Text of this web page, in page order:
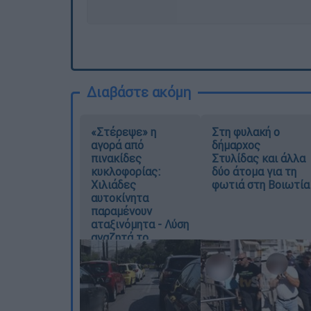
Διαβάστε ακόμη
«Στέρεψε» η
αγορά από
πινακίδες
κυκλοφορίας:
Χιλιάδες
αυτοκίνητα
παραμένουν
αταξινόμητα - Λύση
αναζητά το
υπουργείο
Στη φυλακή ο
δήμαρχος
Στυλίδας και άλλα
δύο άτομα για τη
φωτιά στη Βοιωτία